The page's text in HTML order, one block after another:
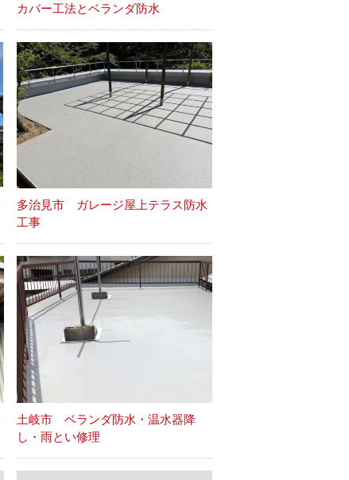
カバー工法とベランダ防水
多治見市 ガレージ屋上テラス防水
工事
土岐市 ベランダ防水・温水器降
し・雨とい修理